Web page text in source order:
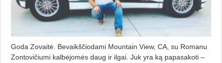
Goda Zovaitė. Bevaikščiodami Mountain View, CA, su Romanu
Zontovičiumi kalbėjomės daug ir ilgai. Juk yra ką papasakoti –